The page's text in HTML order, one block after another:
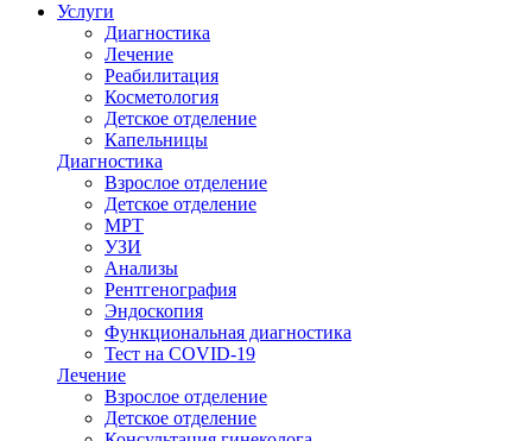
Услуги
Диагностика
Лечение
Реабилитация
Косметология
Детское отделение
Капельницы
Диагностика
Взрослое отделение
Детское отделение
МРТ
УЗИ
Анализы
Рентгенография
Эндоскопия
Функциональная диагностика
Тест на COVID-19
Лечение
Взрослое отделение
Детское отделение